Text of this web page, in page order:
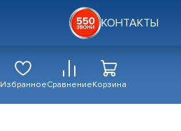
КОНТАКТЫ
ИзбранноеСравнениеКорзина